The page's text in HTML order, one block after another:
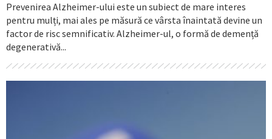
Prevenirea Alzheimer-ului este un subiect de mare interes
pentru mulți, mai ales pe măsură ce vârsta înaintată devine un
factor de risc semnificativ. Alzheimer-ul, o formă de demență
degenerativă...